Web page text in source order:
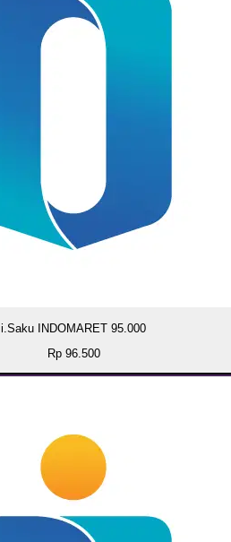
i.Saku INDOMARET 95.000
Rp 96.500